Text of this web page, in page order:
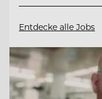
Entdecke alle Jobs